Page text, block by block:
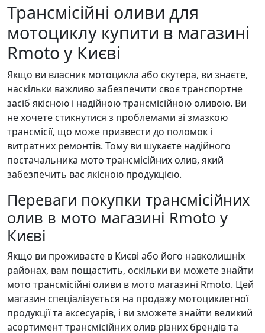
Трансмісійні оливи для
мотоциклу купити в магазині
Rmoto у Києві
Якщо ви власник мотоцикла або скутера, ви знаєте,
наскільки важливо забезпечити своє транспортне
засіб якісною і надійною трансмісійною оливою. Ви
не хочете стикнутися з проблемами зі змазкою
трансмісії, що може призвести до поломок і
витратних ремонтів. Тому ви шукаєте надійного
постачальника мото трансмісійних олив, який
забезпечить вас якісною продукцією.
Переваги покупки трансмісійних
олив в мото магазині Rmoto у
Києві
Якщо ви проживаєте в Києві або його навколишніх
районах, вам пощастить, оскільки ви можете знайти
мото трансмісійні оливи в мото магазині Rmoto. Цей
магазин спеціалізується на продажу мотоциклетної
продукції та аксесуарів, і ви зможете знайти великий
асортимент трансмісійних олив різних брендів та